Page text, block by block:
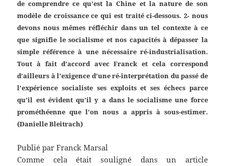
de comprendre ce qu’est la Chine et la nature de son
modèle de croissance ce qui est traité ci-dessous. 2- nous
devons nous mêmes réfléchir dans un tel contexte à ce
que signifie le socialisme et nos capacités à dépasser la
simple référence à une nécessaire ré-industrialisation.
Tout à fait d’accord avec Franck et cela correspond
d’ailleurs à l’exigence d’une ré-interprétation du passé de
l’expérience socialiste ses exploits et ses échecs parce
qu’il est évident qu’il y a dans le socialisme une force
prométhéenne que l’on nous a appris à sous-estimer.
(Danielle Bleitrach)
Publié par Franck Marsal
Comme cela était souligné dans un article